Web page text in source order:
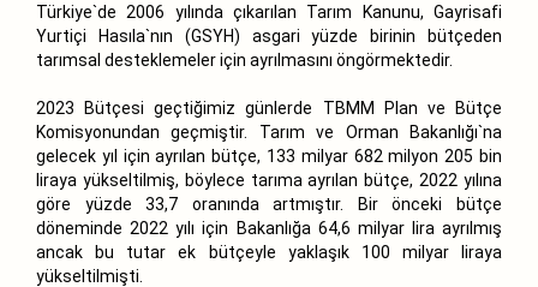
Türkiye`de 2006 yılında çıkarılan Tarım Kanunu, Gayrisafi
Yurtiçi Hasıla`nın (GSYH) asgari yüzde birinin bütçeden
tarımsal desteklemeler için ayrılmasını öngörmektedir.
2023 Bütçesi geçtiğimiz günlerde TBMM Plan ve Bütçe
Komisyonundan geçmiştir. Tarım ve Orman Bakanlığı`na
gelecek yıl için ayrılan bütçe, 133 milyar 682 milyon 205 bin
liraya yükseltilmiş, böylece tarıma ayrılan bütçe, 2022 yılına
göre yüzde 33,7 oranında artmıştır. Bir önceki bütçe
döneminde 2022 yılı için Bakanlığa 64,6 milyar lira ayrılmış
ancak bu tutar ek bütçeyle yaklaşık 100 milyar liraya
yükseltilmişti.